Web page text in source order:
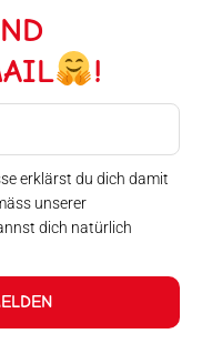
!
erklärst du dich damit
unserer
dich natürlich